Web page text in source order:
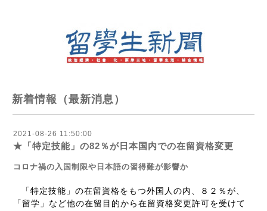
新着情報（最新消息）
2021-08-26 11:50:00
★「特定技能」の82％が日本国内での在留資格変更
コロナ禍の入国制限や日本語の習得難が影響か
「特定技能」の在留資格をもつ外国人の内、８２％が、
「留学」など他の在留目的から在留資格変更許可を受けて